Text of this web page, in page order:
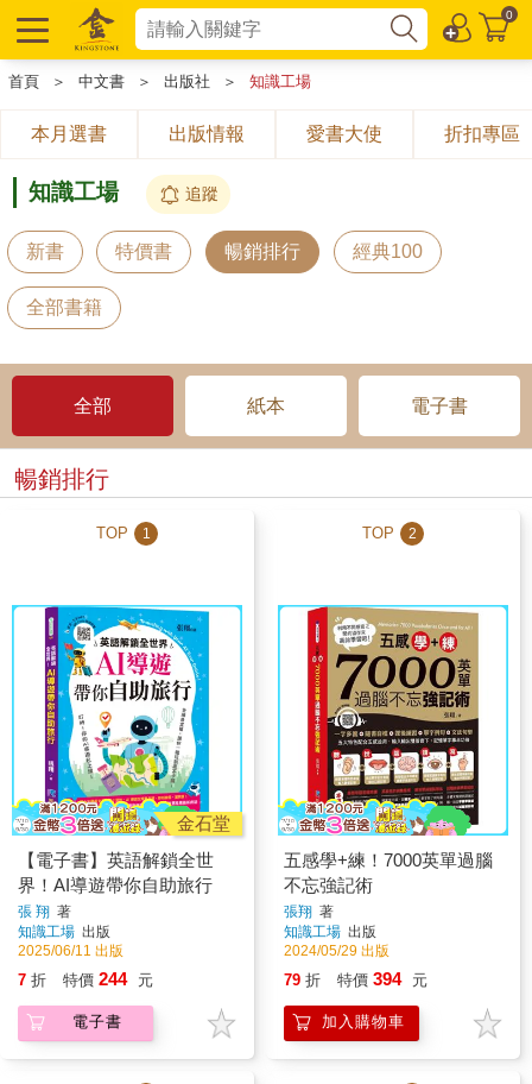
0
首頁 ＞ 中文書 ＞ 出版社 ＞ 知識工場
本月選書 出版情報 愛書大使 折扣專區
知識工場 追蹤
新書 特價書 暢銷排行 經典100
全部書籍
全部 紙本 電子書
暢銷排行
TOP 1
金石堂
【電子書】英語解鎖全世
界！AI導遊帶你自助旅行
張 翔 著
知識工場 出版
2025/06/11 出版
7 折 特價 244 元
電子書
TOP 2
五感學+練！7000英單過腦
不忘強記術
張翔 著
知識工場 出版
2024/05/29 出版
79 折 特價 394 元
加入購物車